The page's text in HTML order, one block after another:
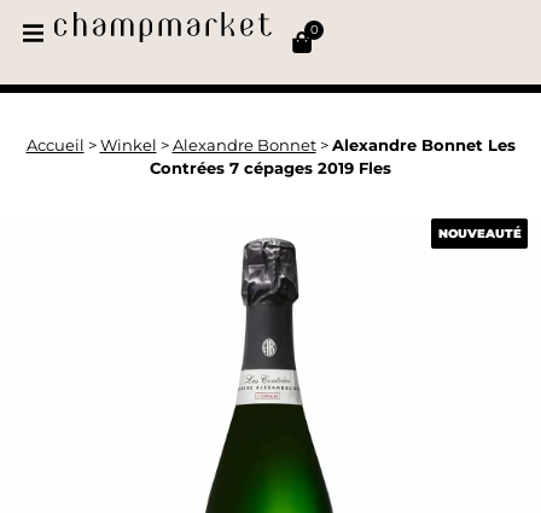
0
Accueil > Winkel > Alexandre Bonnet> Alexandre Bonnet Les
Contrées 7 cépages 2019 Fles
NOUVEAUTÉ